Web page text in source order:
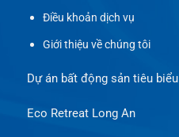
Điều khoản dịch vụ
Giới thiệu về chúng tôi
Dự án bất động sản tiêu biểu
Eco Retreat Long An